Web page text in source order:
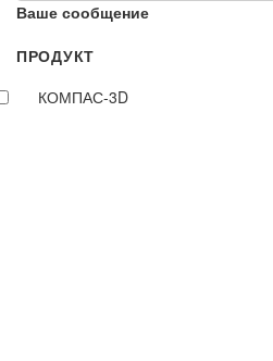
Ваше сообщение
ПРОДУКТ
КОМПАС-3D